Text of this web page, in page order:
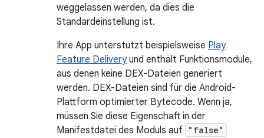
weggelassen werden, da dies die
Standardeinstellung ist.
Ihre App unterstützt beispielsweise Play
Feature Deliveryund enthält Funktionsmodule,
aus denen keine DEX-Dateien generiert
werden. DEX-Dateien sind für die Android-
Plattform optimierter Bytecode. Wenn ja,
müssen Sie diese Eigenschaft in der
Manifestdatei des Moduls auf
"false"